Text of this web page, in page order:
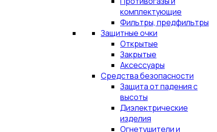
комплектующие
Фильтры, предфильтры
Защитные очки
Открытые
Закрытые
Аксессуары
Средства безопасности
Защита от падения с
высоты
Диэлектрические
изделия
Огнетушители и